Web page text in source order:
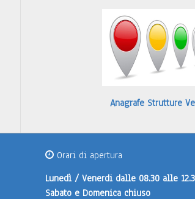
… Leggi tutto
Anagrafe Strutture
Orari di apertura
Lunedì / Venerdidalle 08.30 alle
Sabato e Domenicachiuso